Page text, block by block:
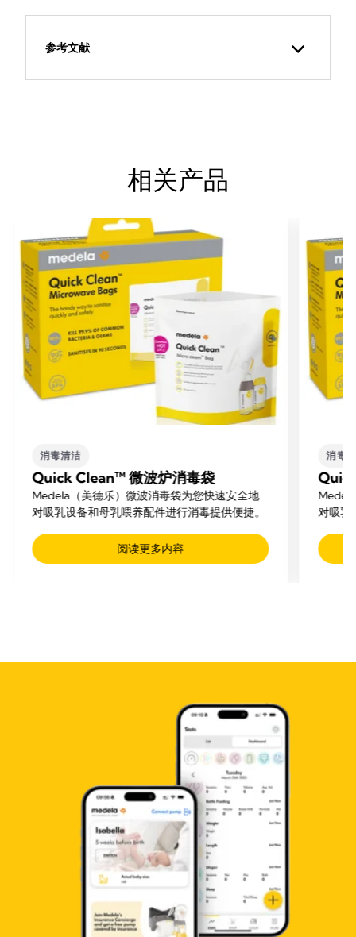
参考文献
相关产品
消毒清洁
Quick Clean™ 微波炉消毒袋
Medela（美德乐）微波消毒袋为您快速安全地
对吸乳设备和母乳喂养配件进行消毒提供便捷。
阅读更多内容
消毒
对吸乳